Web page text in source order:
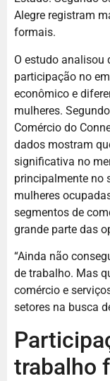
Alegre registram
formais.
O estudo analisou
participação no
econômico e
mulheres.
Comércio do
dados mostram
significativa no
principalmente no
mulheres
segmentos de
grande parte das
“Ainda não
de trabalho. Mas
comércio e
setores na busca
trabalho